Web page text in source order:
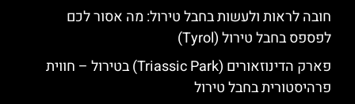
חובה לראות ולעשות בחבל טירול: מה אסור לכם
לפספס בחבל טירול (Tyrol)
פארק הדינוזאורים (Triassic Park) בטירול – חווית
פרהיסטורית בחבל טירול